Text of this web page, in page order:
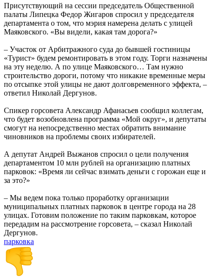
Присутствующий на сессии председатель Общественной
палаты Липецка Федор Жигаров спросил у председателя
департамента о том, что мэрия намерена делать с улицей
Маяковского. «Вы видели, какая там дорога?»
– Участок от Арбитражного суда до бывшей гостиницы
«Турист» будем ремонтировать в этом году. Торги назначены
на эту неделю. А по улице Маяковского… Там нужно
строительство дороги, потому что никакие временные меры
по отсыпке этой улицы не дают долговременного эффекта, –
ответил Николай Дергунов.
Спикер горсовета Александр Афанасьев сообщил коллегам,
что будет возобновлена программа «Мой округ», и депутаты
смогут на непосредственно местах обратить внимание
чиновников на проблемы своих избирателей.
А депутат Андрей Выжанов спросил о цели получения
департаментом 10 млн рублей на организацию платных
парковок: «Время ли сейчас взимать деньги с горожан еще и
за это?»
– Мы ведем пока только проработку организации
муниципальных платных парковок в центре города на 28
улицах. Готовим положение по таким парковкам, которое
передадим на рассмотрение горсовета, – сказал Николай
Дергунов.
парковка